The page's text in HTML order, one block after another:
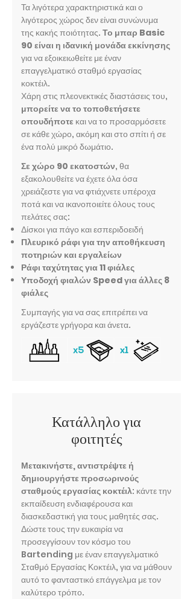
Τα λιγότερα χαρακτηριστικά και ο
λιγότερος χώρος δεν είναι συνώνυμα
της κακής ποιότητας. Το μπαρ Basic
90 είναι η ιδανική μονάδα εκκίνησης
για να εξοικειωθείτε με έναν
επαγγελματικό σταθμό εργασίας
κοκτέιλ.
Χάρη στις πλεονεκτικές διαστάσεις του,
μπορείτε να το τοποθετήσετε
οπουδήποτε και να το προσαρμόσετε
σε κάθε χώρο, ακόμη και στο σπίτι ή σε
ένα πολύ μικρό δωμάτιο.
Σε χώρο 90 εκατοστών, θα
εξακολουθείτε να έχετε όλα όσα
χρειάζεστε για να φτιάχνετε υπέροχα
ποτά και να ικανοποιείτε όλους τους
πελάτες σας:
Δίσκοι για πάγο και εσπεριδοειδή
Πλευρικό ράφι για την αποθήκευση
ποτηριών και εργαλείων
Ράφι ταχύτητας για 11 φιάλες
Υποδοχή φιαλών Speed για άλλες 8
φιάλες
Συμπαγής για να σας επιτρέπει να
εργάζεστε γρήγορα και άνετα.
Κατάλληλο για
φοιτητές
Μετακινήστε, αντιστρέψτε ή
δημιουργήστε προσωρινούς
σταθμούς εργασίας κοκτέιλ: κάντε την
εκπαίδευση ενδιαφέρουσα και
διασκεδαστική για τους μαθητές σας.
Δώστε τους την ευκαιρία να
προσεγγίσουν τον κόσμο του
Bartending με έναν επαγγελματικό
Σταθμό Εργασίας Κοκτέιλ, για να μάθουν
αυτό το φανταστικό επάγγελμα με τον
καλύτερο τρόπο.